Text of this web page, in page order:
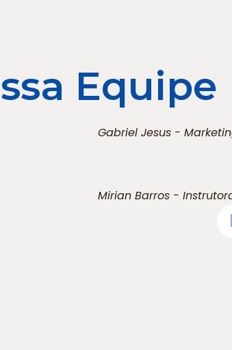
Equipe
Gabriel Jesus -
Mirian Barros -